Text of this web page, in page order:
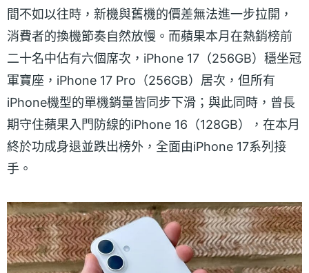
間不如以往時，新機與舊機的價差無法進一步拉開，
消費者的換機節奏自然放慢。而蘋果本月在熱銷榜前
二十名中佔有六個席次，iPhone 17（256GB）穩坐冠
軍寶座，iPhone 17 Pro（256GB）居次，但所有
iPhone機型的單機銷量皆同步下滑；與此同時，曾長
期守住蘋果入門防線的iPhone 16（128GB），在本月
終於功成身退並跌出榜外，全面由iPhone 17系列接
手。